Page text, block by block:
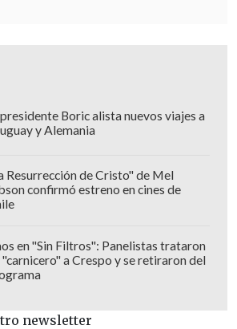
Boric alista nuevos viajes a
y Alemania
Resurrección de Cristo" de Mel
confirmó estreno en cines de
en "Sin Filtros": Panelistas trataron
"carnicero" a Crespo y se retiraron del
newsletter